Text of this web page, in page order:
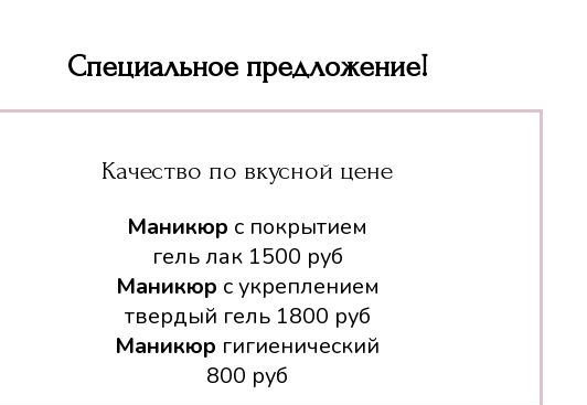
Специальное предложение!
Качество по вкусной цене
Маникюр с покрытием
гель лак 1500 руб
Маникюр с укреплением
твердый гель 1800 руб
Маникюр гигиенический
800 руб